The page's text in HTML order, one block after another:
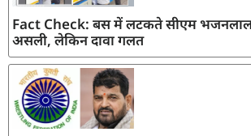
Fact Check: बस में लटकते सीएम भजनलाल
असली, लेकिन दावा गलत